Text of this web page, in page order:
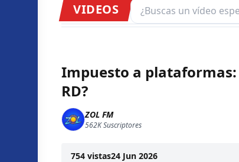
VIDEOS
Impuesto a
RD?
ZOL FM
562KSuscriptores
754 vistas24 Jun 2026